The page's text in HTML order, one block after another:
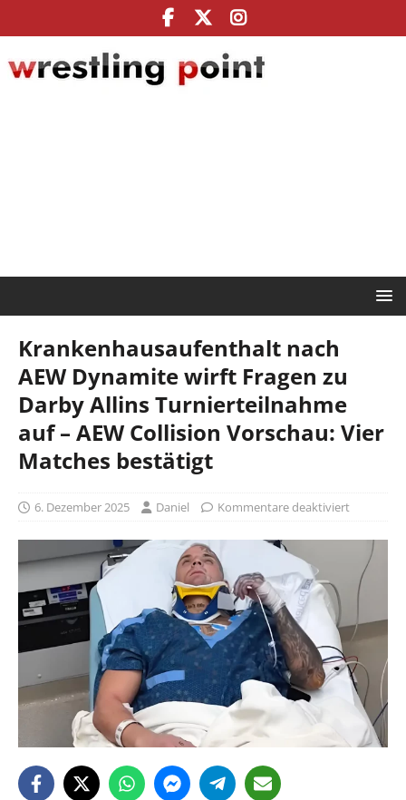
Krankenhausaufenthalt nach
AEW Dynamite wirft Fragen zu
Darby Allins Turnierteilnahme
auf – AEW Collision Vorschau: Vier
Matches bestätigt
6. Dezember 2025 Daniel Kommentare deaktiviert